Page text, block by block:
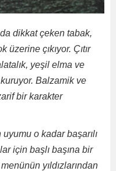
dikkat çeken tabak,
çıkıyor. Çıtır
yeşil elma ve
Balzamik ve
bir karakter
uyumu o kadar başarılı
için başlı başına bir
yıldızlarından